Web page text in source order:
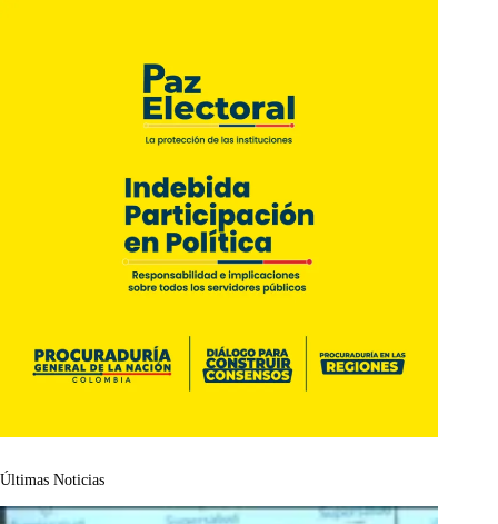
Últimas Noticias